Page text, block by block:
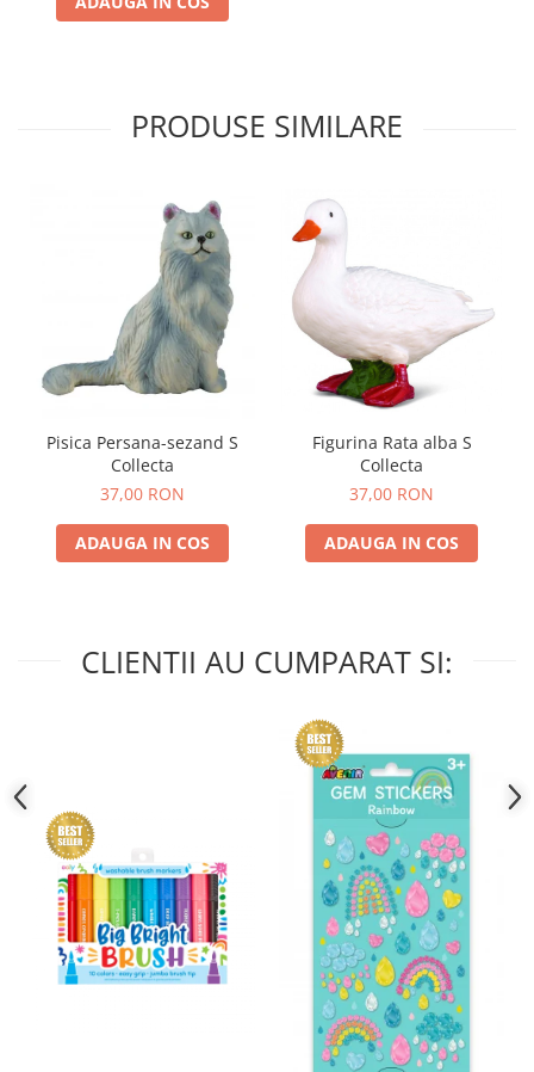
PRODUSE SIMILARE
Pisica Persana-sezand S
Collecta
37,00 RON
ADAUGA IN COS
Figurina Rata alba S
Collecta
37,00 RON
ADAUGA IN COS
CLIENTII AU CUMPARAT SI: